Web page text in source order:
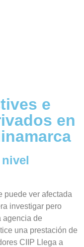
e
en
puede ver afectada
investigar pero
agencia de
una prestación de
CIIP Llega a